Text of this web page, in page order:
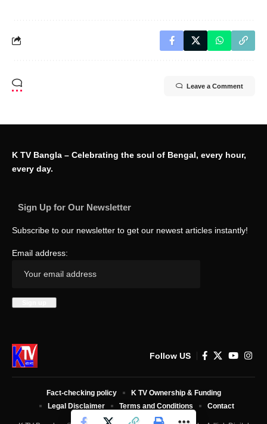
Leave a Comment
K TV Bangla – Celebrating the soul of Bengal, every hour,
every day.
Sign Up for Our Newsletter
Subscribe to our newsletter to get our newest articles instantly!
Email address:
Follow US
Fact-checking policy
K TV Ownership & Funding
Legal Disclaimer
Terms and Conditions Contact